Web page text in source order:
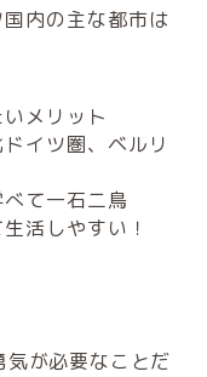
内の主な都市は
メリット
イツ圏、ベルリ
て一石二鳥
活しやすい！
が必要なことだ